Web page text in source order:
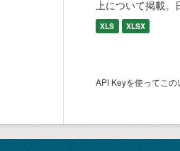
上について掲載。
XLS XLSX
API Keyを使ってこ